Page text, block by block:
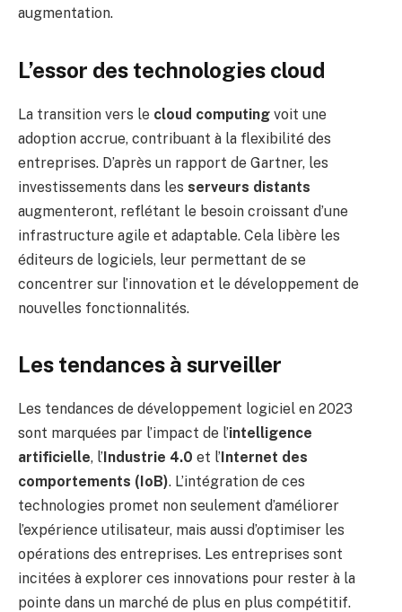
augmentation.
L’essor des technologies cloud
La transition vers le cloud computing voit une
adoption accrue, contribuant à la flexibilité des
entreprises. D’après un rapport de Gartner, les
investissements dans les serveurs distants
augmenteront, reflétant le besoin croissant d’une
infrastructure agile et adaptable. Cela libère les
éditeurs de logiciels, leur permettant de se
concentrer sur l’innovation et le développement de
nouvelles fonctionnalités.
Les tendances à surveiller
Les tendances de développement logiciel en 2023
sont marquées par l’impact de l’intelligence
artificielle, l’Industrie 4.0 et l’Internet des
comportements (IoB). L’intégration de ces
technologies promet non seulement d’améliorer
l’expérience utilisateur, mais aussi d’optimiser les
opérations des entreprises. Les entreprises sont
incitées à explorer ces innovations pour rester à la
pointe dans un marché de plus en plus compétitif.